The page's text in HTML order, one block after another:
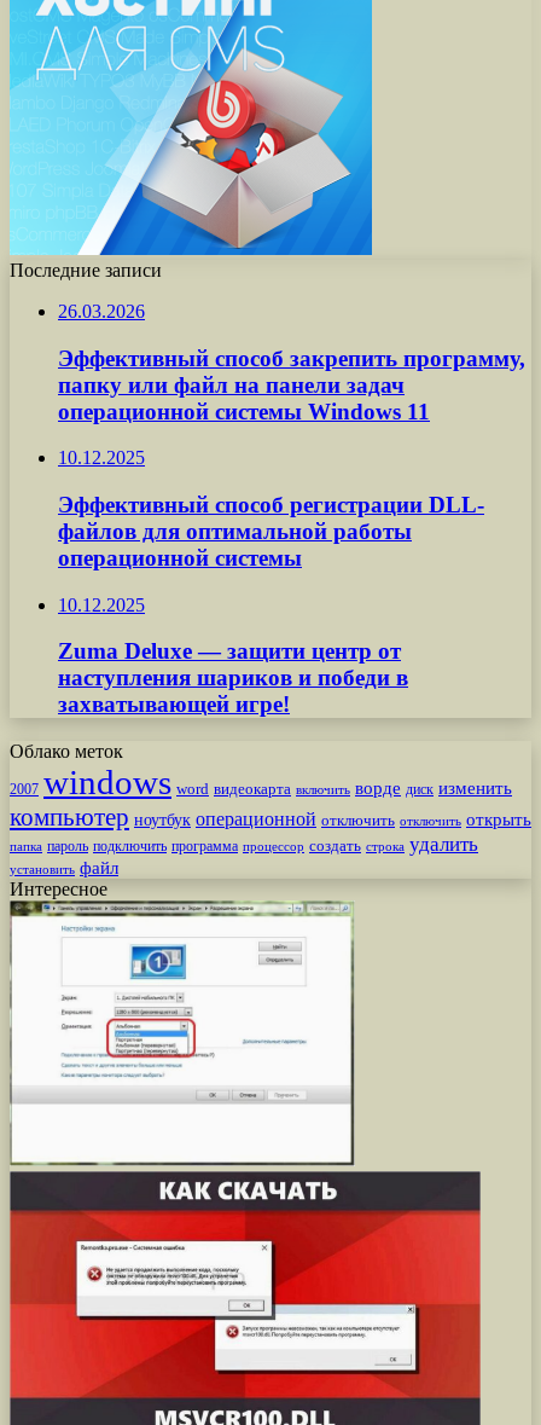
Последние записи
26.03.2026
Эффективный способ закрепить программу,
папку или файл на панели задач
операционной системы Windows 11
10.12.2025
Эффективный способ регистрации DLL-
файлов для оптимальной работы
операционной системы
10.12.2025
Zuma Deluxe — защити центр от
наступления шариков и победи в
захватывающей игре!
Облако меток
2007 windows word видеокарта включить ворде диск изменить
компьютер ноутбук операционной отключить отключить открыть
папка пароль подключить программа процессор создать строка удалить
установить файл
Интересное